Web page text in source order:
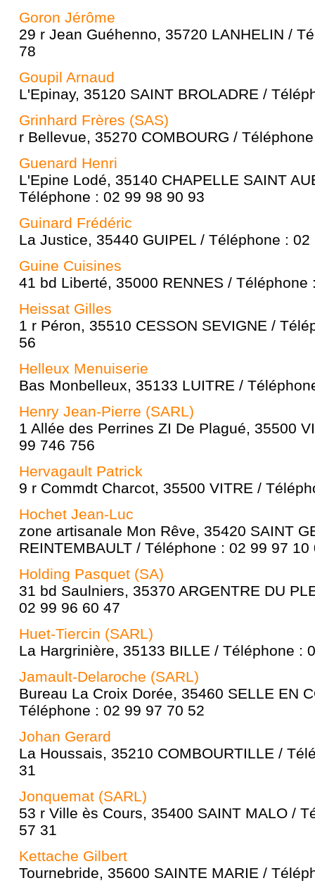
Goron Jérôme
29 r Jean Guéhenno, 35720 LANHELIN /
78
Goupil Arnaud
L'Epinay, 35120 SAINT BROLADRE /
Grinhard Frères (SAS)
r Bellevue, 35270 COMBOURG /
Guenard Henri
L'Epine Lodé, 35140 CHAPELLE SAINT
Téléphone : 02 99 98 90 93
Guinard Frédéric
La Justice, 35440 GUIPEL / Téléphone :
Guine Cuisines
41 bd Liberté, 35000 RENNES / Téléphone
Heissat Gilles
1 r Péron, 35510 CESSON SEVIGNE /
56
Helleux Menuiserie
Bas Monbelleux, 35133 LUITRE /
Henry Jean-Pierre (SARL)
1 Allée des Perrines ZI De Plagué, 35500
99 746 756
Hervagault Patrick
9 r Commdt Charcot, 35500 VITRE /
Hochet Jean-Luc
zone artisanale Mon Rêve, 35420 SAINT
REINTEMBAULT / Téléphone : 02 99 97 10
Holding Pasquet (SA)
31 bd Saulniers, 35370 ARGENTRE DU
02 99 96 60 47
Huet-Tiercin (SARL)
La Hargrinière, 35133 BILLE / Téléphone :
Jamault-Delaroche (SARL)
Bureau La Croix Dorée, 35460 SELLE EN
Téléphone : 02 99 97 70 52
Johan Gerard
La Houssais, 35210 COMBOURTILLE /
31
Jonquemat (SARL)
53 r Ville ès Cours, 35400 SAINT MALO /
57 31
Kettache Gilbert
Tournebride, 35600 SAINTE MARIE /